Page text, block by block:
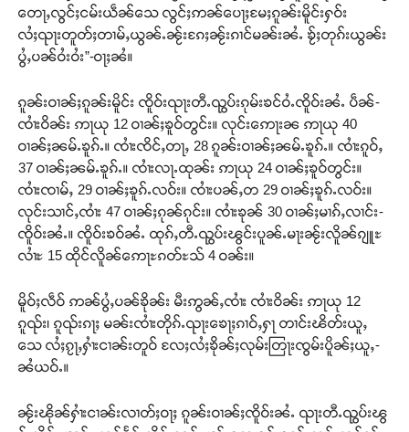
တေႃႇလွင်ႈငမ်းယဵၼ်သေ လွင်ႈဢၼ်ပေႃႈမႄႈၵူၼ်းမိူင်းႁဝ်း
လႆႈၺႃးတူတ်ႈတၢမ်ႇယွၼ်ႉၼႂ်းၵႄႈၼႂ်းၵၢင်မၼ်းၼႆႉ ၶႂ်ႈတုၵ်းယွၼ်း
ပွႆႇပၼ်ဝႆးဝႆး”-ဝႃႈၼႆ။
ၵူၼ်းဝၢၼ်ႈၵူၼ်းမိူင်း ၸိူဝ်းၺႃးတီႉၺွပ်းၵုမ်းၶင်ဝႆႉၸိူဝ်းၼႆႉ ပဵၼ်-
ၸၢႆးဝိၼ်း ဢႃယု 12 ဝၢၼ်ႈၶူဝ်တွင်း။ လုင်းဢေႃးၼ ဢႃယု 40
ဝၢၼ်ႈၼမ်ႉၶူၵ်ႉ။ ၸၢႆးၸိင်ႇတႃႇ 28 ၵူၼ်းဝၢၼ်ႈၼမ်ႉၶူၵ်ႉ။ ၸၢႆးၵူဝ်ႇ
37 ဝၢၼ်ႈၼမ်ႉၶူၵ်ႉ။ ၸၢႆးလႃႉထုၼ်း ဢႃယု 24 ဝၢၼ်ႈၶူဝ်တွင်း။
ၸၢႆးၸၢမ်ႇ 29 ဝၢၼ်ႈၶူၵ်ႉလဝ်း။ ၸၢႆးပၼ်ႇတ 29 ဝၢၼ်ႈၶူၵ်ႉလဝ်း။
လုင်းသၢင်ႇၸၢႆး 47 ဝၢၼ်ႈၵုၼ်ၵုင်း။ ၸၢႆးၶုၼ် 30 ဝၢၼ်ႈမၢၵ်ႇလၢင်း-
ၸိူဝ်းၼႆႉ။ ၸိူဝ်းၶဝ်ၼႆႉ ထုၵ်ႇတီႉၺွပ်းၽွင်းပူၼ်ႉမႃးၼႂ်းလိူၼ်ၵျူႊ
လၢႆႊ 15 ထိုင်လိူၼ်ဢေႃႊၵတ်ႊသ် 4 ဝၼ်း။
မိူဝ်ႈလဵဝ် ဢၼ်ပွႆႇပၼ်ၶိုၼ်း မီးဢွၼ်ႇၸၢႆး ၸၢႆးဝိၼ်း ဢႃယု 12
ၵူၺ်း၊ ၵူၺ်းၵႃႈ မၼ်းၸၢႆးတိုၵ်ႉၺႃးၶေႃႈၵၢဝ်ႇႁႃ တၢင်းၽိတ်းယူႇ
သေ လႆႈၵႂႃႇႁၢႆးငၢၼ်းတူဝ် လႄႈလႆႈၶိုၼ်ႈလုမ်းတြႃးၸွမ်းပိူၼ်ႈယူႇ-
ၼႆယဝ်ႉ။
ၼႂ်းၽိုၼ်ႁၢႆးငၢၼ်းလၢတ်ႈဝႃႈ ၵူၼ်းဝၢၼ်ႈၸိူဝ်းၼႆႉ ၺႃးတီႉၺွပ်းၽွ